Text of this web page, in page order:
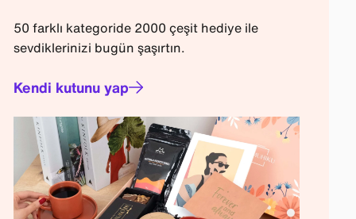
50 farklı kategoride 2000 çeşit hediye ile
sevdiklerinizi bugün şaşırtın.
Kendi kutunu yap